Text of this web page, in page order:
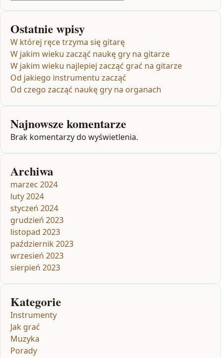
Ostatnie wpisy
W której ręce trzyma się gitarę
W jakim wieku zacząć naukę gry na gitarze
W jakim wieku najlepiej zacząć grać na gitarze
Od jakiego instrumentu zacząć
Od czego zacząć naukę gry na organach
Najnowsze komentarze
Brak komentarzy do wyświetlenia.
Archiwa
marzec 2024
luty 2024
styczeń 2024
grudzień 2023
listopad 2023
październik 2023
wrzesień 2023
sierpień 2023
Kategorie
Instrumenty
Jak grać
Muzyka
Porady